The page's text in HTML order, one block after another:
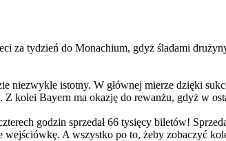
za tydzień do Monachium, gdyż śladami
niezwykle istotny. W głównej mierze dzięki
Z kolei Bayern ma okazję do rewanżu, gdyż w
godzin sprzedał 66 tysięcy biletów!
wejściówkę. A wszystko po to, żeby zobaczyć